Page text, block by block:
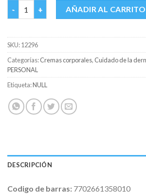
LACTENE CREMA PROT.PEZON TUBO X
AÑADIR AL CARRITO
SKU:12296
Categorías:Cremas corporales, Cuidado de la
PERSONAL
Etiqueta:NULL
DESCRIPCIÓN
Codigo de barras: 7702661358010